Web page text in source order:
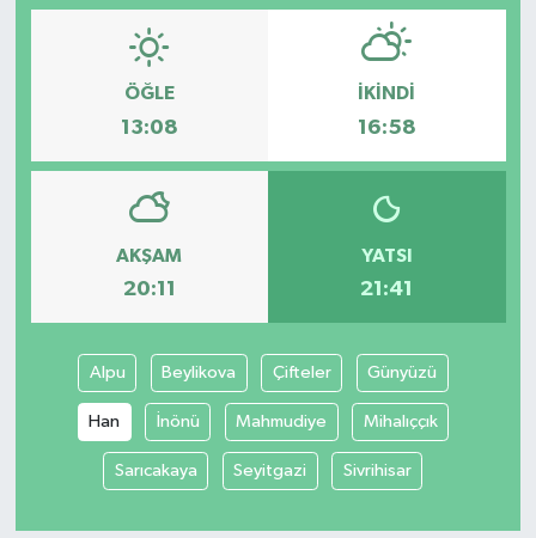
ÖĞLE
13:08
İKINDI
16:58
AKŞAM
20:11
YATSI
21:41
Alpu Beylikova Çifteler Günyüzü
Han İnönü Mahmudiye Mihalıççık
Sarıcakaya Seyitgazi Sivrihisar